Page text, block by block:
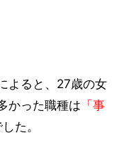
よると、27歳の女
かった職種は 「事
た。